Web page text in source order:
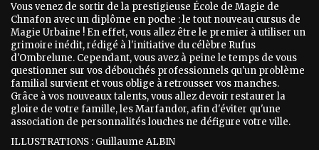
Vous venez de sortir de la prestigieuse École de Magie de
Chnafon avec un diplôme en poche : le tout nouveau cursus de
Magie Urbaine ! En effet, vous allez être le premier à utiliser un
grimoire inédit, rédigé à l'initiative du célèbre Rufus
d'Ombrelune. Cependant, vous avez à peine le temps de vous
questionner sur vos débouchés professionnels qu'un problème
familial survient et vous oblige à retrousser vos manches.
Grâce à vos nouveaux talents, vous allez devoir restaurer la
gloire de votre famille, les Marfandor, afin d'éviter qu'une
association de personnalités louches ne défigure votre ville.
ILLUSTRATIONS : Guillaume ALBIN